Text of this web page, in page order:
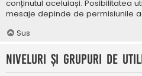
conținutul aceluiași. Posibilitatea
mesaje depinde de permisiunile
Sus
Niveluri și grupuri de